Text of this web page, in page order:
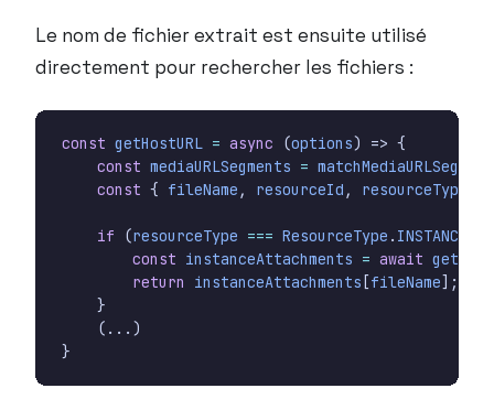
Le nom de fichier extrait est ensuite utilisé
directement pour rechercher les fichiers :
const getHostURL = async (options) => {
const mediaURLSegments =
const { fileName , resourceId , resourceType
if (resourceType === ResourceType . INSTANCE
const instanceAttachments = await
return
instanceAttachments [fileName];
}
(...)
}